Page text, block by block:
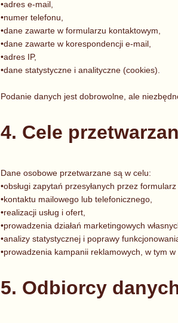
•adres e-mail,
•numer telefonu,
•dane zawarte w formularzu kontaktowym,
•dane zawarte w korespondencji e-mail,
•adres IP,
•dane statystyczne i analityczne (cookies).
Podanie danych jest dobrowolne, ale
4. Cele
Dane osobowe przetwarzane są w celu:
•obsługi zapytań przesyłanych przez
•kontaktu mailowego lub telefonicznego,
•realizacji usług i ofert,
•prowadzenia działań marketingowych
•analizy statystycznej i poprawy
•prowadzenia kampanii reklamowych, w tym
5. Odbiorcy